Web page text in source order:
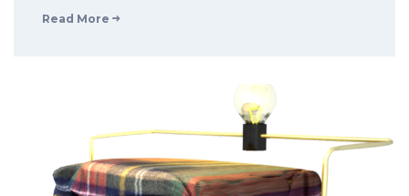
Read More